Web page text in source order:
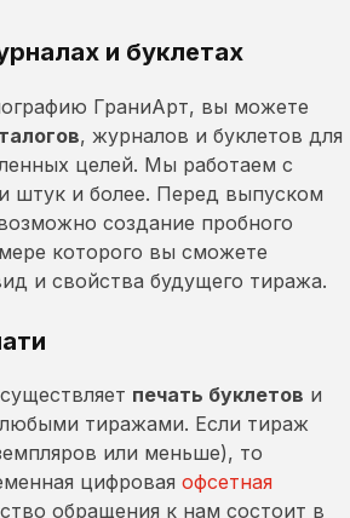
и буклетах
ГраниАрт, вы можете
, журналов и буклетов для
целей. Мы работаем с
штук и более. Перед выпуском
создание пробного
которого вы сможете
и свойства будущего тиража.
печать буклетов и
тиражами. Если тираж
или меньше), то
цифровая офсетная
обращения к нам состоит в